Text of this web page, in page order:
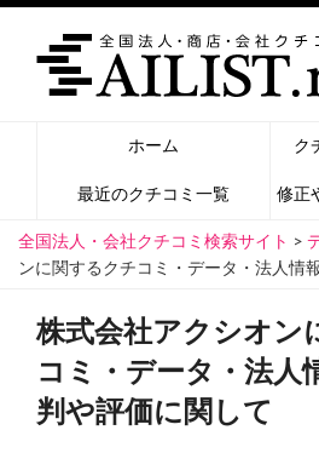
ホーム ク
最近のクチコミ一覧 修正
全国法人・会社クチコミ検索サイト >
ンに関するクチコミ・データ・法人情
株式会社アクシオン
コミ・データ・法人
判や評価に関して